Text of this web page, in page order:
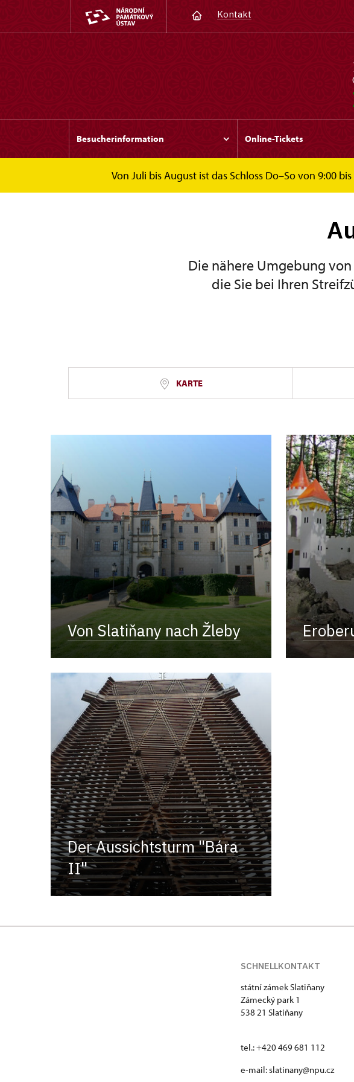
Kontakt
Besucherinformation Online-Tickets
Von Juli bis August ist das Schloss Do–So von 9:00
Ausflüge
Die nähere Umgebung
die Sie bei Ihren
KARTE
Von Slatiňany nach Žleby
Der Aussichtsturm "Bára
II"
SCHNELLKONTAKT
státní zámek Slatiňany
Zámecký park 1
538 21 Slatiňany
tel.: +420 469 681 112
e-mail: slatinany@npu.cz